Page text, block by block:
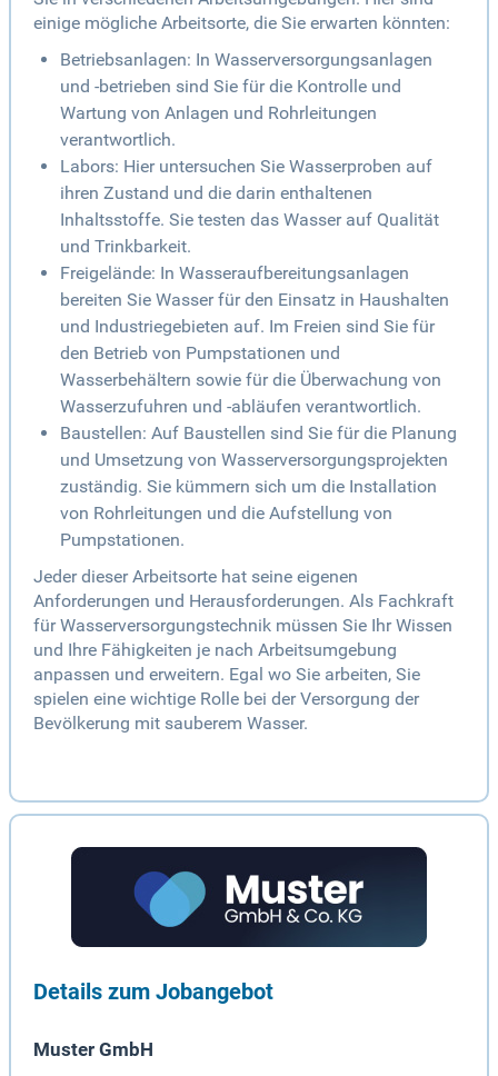
einige mögliche Arbeitsorte, die Sie erwarten könnten:
Betriebsanlagen: In Wasserversorgungsanlagen
und -betrieben sind Sie für die Kontrolle und
Wartung von Anlagen und Rohrleitungen
verantwortlich.
Labors: Hier untersuchen Sie Wasserproben auf
ihren Zustand und die darin enthaltenen
Inhaltsstoffe. Sie testen das Wasser auf Qualität
und Trinkbarkeit.
Freigelände: In Wasseraufbereitungsanlagen
bereiten Sie Wasser für den Einsatz in Haushalten
und Industriegebieten auf. Im Freien sind Sie für
den Betrieb von Pumpstationen und
Wasserbehältern sowie für die Überwachung von
Wasserzufuhren und -abläufen verantwortlich.
Baustellen: Auf Baustellen sind Sie für die Planung
und Umsetzung von Wasserversorgungsprojekten
zuständig. Sie kümmern sich um die Installation
von Rohrleitungen und die Aufstellung von
Pumpstationen.
Jeder dieser Arbeitsorte hat seine eigenen
Anforderungen und Herausforderungen. Als Fachkraft
für Wasserversorgungstechnik müssen Sie Ihr Wissen
und Ihre Fähigkeiten je nach Arbeitsumgebung
anpassen und erweitern. Egal wo Sie arbeiten, Sie
spielen eine wichtige Rolle bei der Versorgung der
Bevölkerung mit sauberem Wasser.
Details zum Jobangebot
Muster GmbH